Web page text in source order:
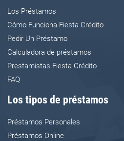
Los Préstamos
Cómo Funciona Fiesta Crédito
Pedir Un Préstamo
Calculadora de préstamos
Prestamistas Fiesta Crédito
FAQ
Los tipos de préstamos
Préstamos Personales
Préstamos Online